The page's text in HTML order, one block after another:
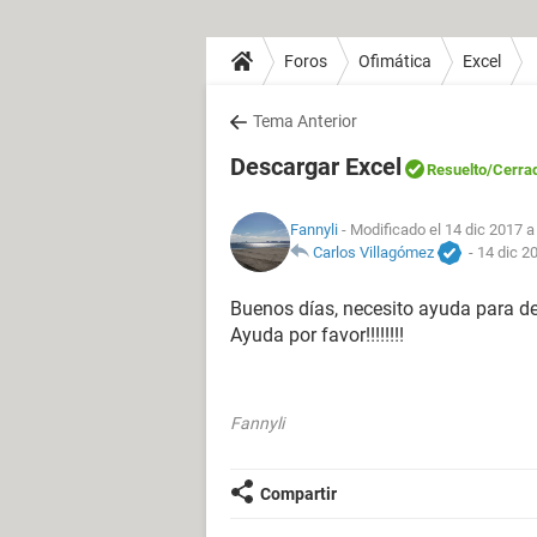
Foros Ofimática Excel
Tema Anterior
Descargar Excel Resuelto/
Fannyli - Modificado el 14 dic 2017
Carlos Villagómez
- 14 dic
Buenos días, necesito ayuda para
Ayuda por favor!!!!!!!!
Fannyli
Compartir